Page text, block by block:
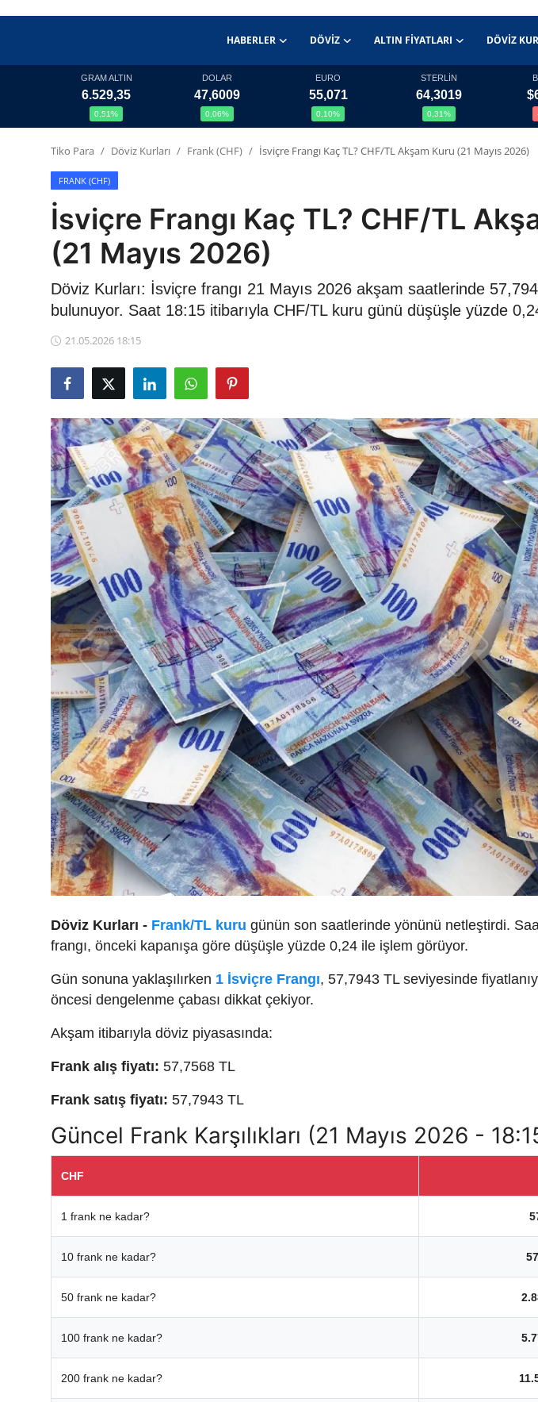
HABERLER DÖVIZ ALTIN FIYATLARI DÖVIZ
Altın Fiyatları
Döviz Kurları
Kripto Paralar
Çeviriciler
TCMB Kurları
Kapalı Çarşı
Şirket Haberleri
GRAM ALTIN
6.529,35
0,51%
DOLAR
47,6009
0,06%
EURO
55,071
0,10%
STERLİN
64,3019
0,31%
Tiko Para Döviz Kurları Frank (CHF) İsviçre Frangı Kaç TL? CHF/TL Akşam Kuru (21 Mayıs 2026)
FRANK (CHF)
İsviçre Frangı Kaç TL? CHF/TL
(21 Mayıs 2026)
Döviz Kurları: İsviçre frangı 21 Mayıs 2026 akşam saatlerinde
bulunuyor. Saat 18:15 itibarıyla CHF/TL kuru günü düşüşle yüzde
21.05.2026 18:15
Döviz Kurları - Frank/TL kuru günün son saatlerinde yönünü netleştirdi.
frangı, önceki kapanışa göre düşüşle yüzde 0,24 ile işlem görüyor.
Gün sonuna yaklaşılırken 1 İsviçre Frangı, 57,7943 TL seviyesinde
öncesi dengelenme çabası dikkat çekiyor.
Akşam itibarıyla döviz piyasasında:
Frank alış fiyatı: 57,7568 TL
Frank satış fiyatı: 57,7943 TL
Güncel Frank Karşılıkları (21 Mayıs 2026 -
CHF
1 frank ne kadar?
10 frank ne kadar?
50 frank ne kadar?
100 frank ne kadar?
200 frank ne kadar?